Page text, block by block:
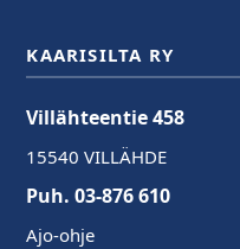
KAARISILTA RY
Villähteentie 458
15540 VILLÄHDE
Puh. 03-876 610
Ajo-ohje